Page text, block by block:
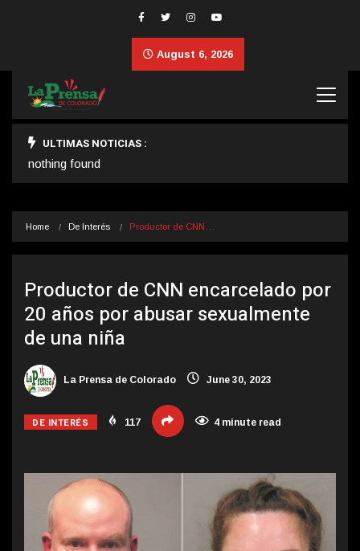
August 6, 2026
ULTIMAS NOTICIAS :
nothing found
Home De Interés Productor de CNN…
Productor de CNN encarcelado por
20 años por abusar sexualmente
de una niña
La Prensa de Colorado June 30, 2023
DE INTERÉS 117 4 minute read